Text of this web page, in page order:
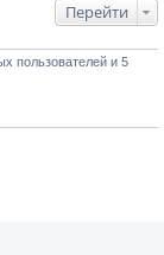
Перейти
пользователей и 5